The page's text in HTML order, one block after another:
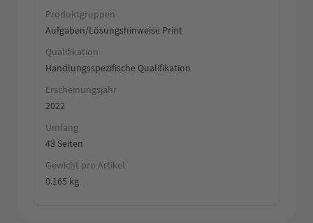
Produktgruppen
Aufgaben/Lösungshinweise Print
Qualifikation
Handlungsspezifische Qualifikation
Erscheinungsjahr
2022
Umfang
43 Seiten
Gewicht pro Artikel
0.165 kg